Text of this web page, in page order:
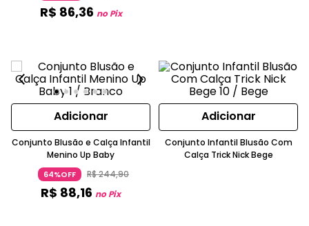
R$ 86,36 no Pix
Adicionar
Conjunto Blusão e Calça Infantil
Menino Up Baby
64%OFF R$244,90
R$ 88,16 no Pix
Adicionar
Conjunto Infantil Blusão Com
Calça Trick Nick Bege